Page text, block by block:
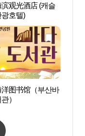
观光酒店 (캐슬
호텔)
图书馆（부산바
）